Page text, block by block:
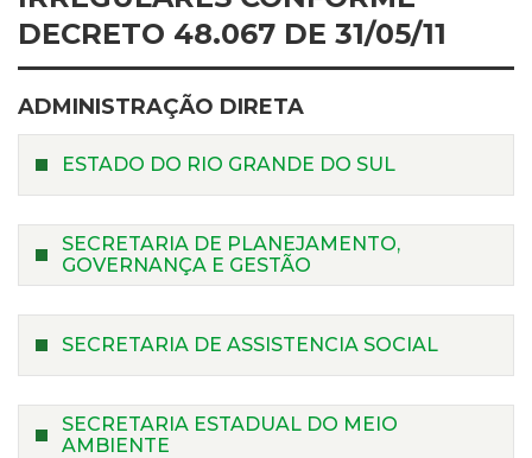
busca
DECRETO 48.067 DE 31/05/11
ADMINISTRAÇÃO DIRETA
ESTADO DO RIO GRANDE DO SUL
SECRETARIA DE PLANEJAMENTO,
GOVERNANÇA E GESTÃO
SECRETARIA DE ASSISTENCIA SOCIAL
SECRETARIA ESTADUAL DO MEIO
AMBIENTE